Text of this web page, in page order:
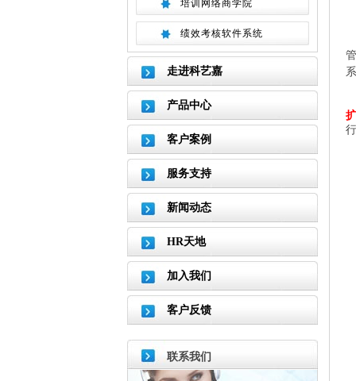
培训网络商学院
绩效考核软件系统
走进科艺嘉
产品中心
客户案例
服务支持
新闻动态
HR天地
加入我们
客户反馈
联系我们